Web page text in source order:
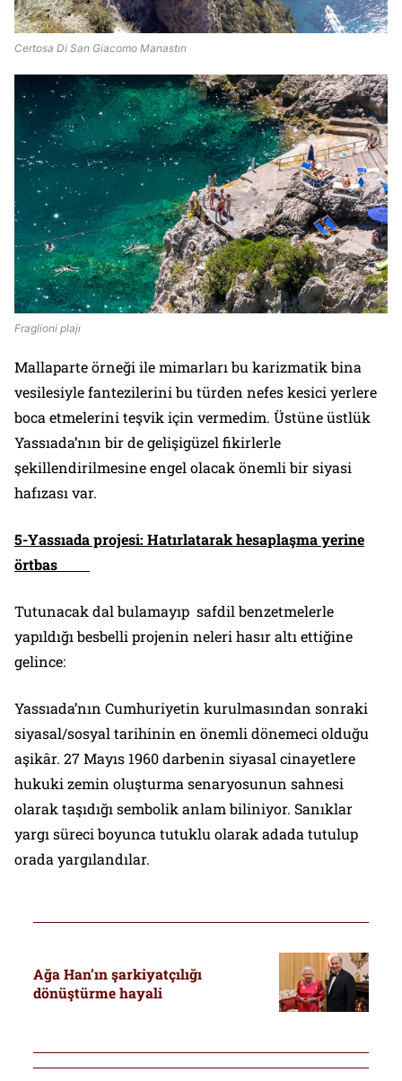
Certosa Di San Giacomo Manastırı
Fraglioni plajı
Mallaparte örneği ile mimarları bu karizmatik bina
vesilesiyle fantezilerini bu türden nefes kesici yerlere
boca etmelerini teşvik için vermedim. Üstüne üstlük
Yassıada’nın bir de gelişigüzel fikirlerle
şekillendirilmesine engel olacak önemli bir siyasi
hafızası var.
5-Yassıada projesi: Hatırlatarak hesaplaşma yerine
örtbas
Tutunacak dal bulamayıp safdil benzetmelerle
yapıldığı besbelli projenin neleri hasır altı ettiğine
gelince:
Yassıada’nın Cumhuriyetin kurulmasından sonraki
siyasal/sosyal tarihinin en önemli dönemeci olduğu
aşikâr. 27 Mayıs 1960 darbenin siyasal cinayetlere
hukuki zemin oluşturma senaryosunun sahnesi
olarak taşıdığı sembolik anlam biliniyor. Sanıklar
yargı süreci boyunca tutuklu olarak adada tutulup
orada yargılandılar.
Ağa Han’ın şarkiyatçılığı
dönüştürme hayali